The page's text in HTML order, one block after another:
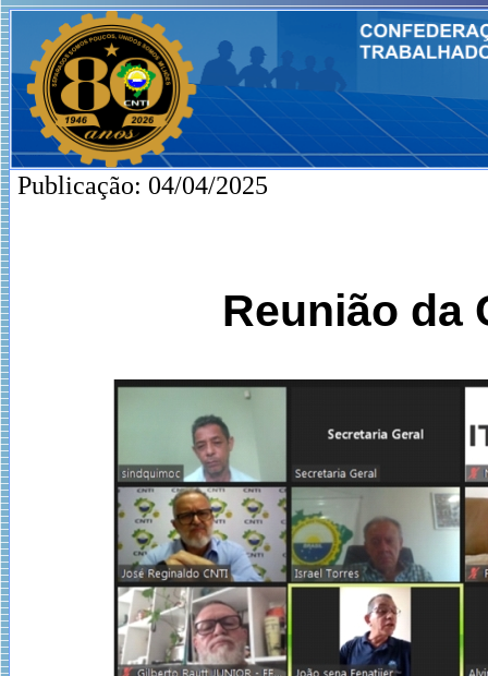
Publicação: 04/04/2025
Reunião da